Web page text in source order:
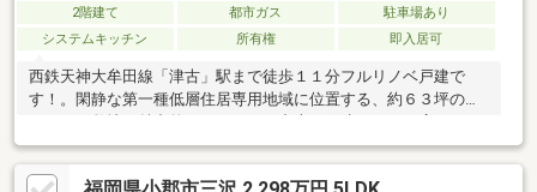
2階建て 都市ガス
駐車場あり
システムキッチン
所有権 即入居可
西鉄天神大牟田線「津古」駅まで徒歩１１分フルリノベ戸建で
す！。閑静な第一種低層住居専用地域に位置する、約６３坪のゆ
とりある敷地が魅力的な５ＬＤＫの中古一戸建てです。広々とし
た１１９㎡超の建物は、ご家族みんなが伸びやかに過ごせるゆっ
たりとした間取り構成。お料理が楽しくなる食洗機・ＩＨクッキ